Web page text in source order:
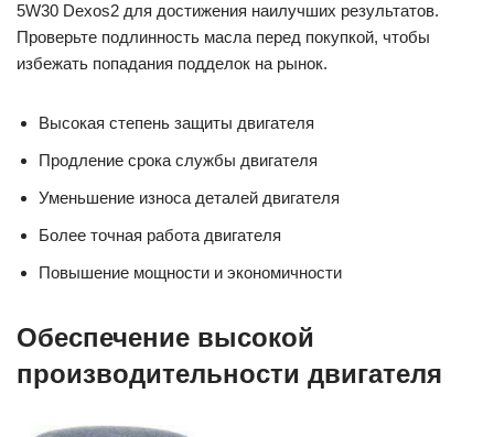
5W30 Dexos2 для достижения наилучших результатов.
Проверьте подлинность масла перед покупкой, чтобы
избежать попадания подделок на рынок.
Высокая степень защиты двигателя
Продление срока службы двигателя
Уменьшение износа деталей двигателя
Более точная работа двигателя
Повышение мощности и экономичности
Обеспечение высокой
производительности двигателя